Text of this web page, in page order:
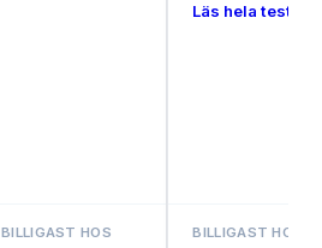
BILLIGAST HOS
Läs hela testet ›
BILLIGAST HOS